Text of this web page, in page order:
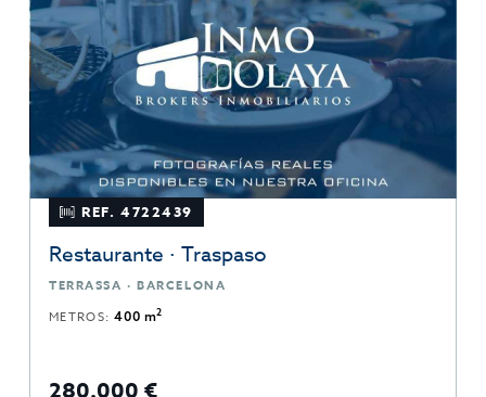
REF. 4722439
Restaurante · Traspaso
TERRASSA · BARCELONA
METROS:400 m2
280.000 €